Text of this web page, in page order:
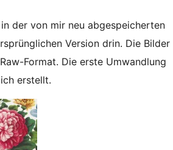
der von mir neu abgespeicherten
Version drin. Die Bilder
Format. Die erste Umwandlung
erstellt.